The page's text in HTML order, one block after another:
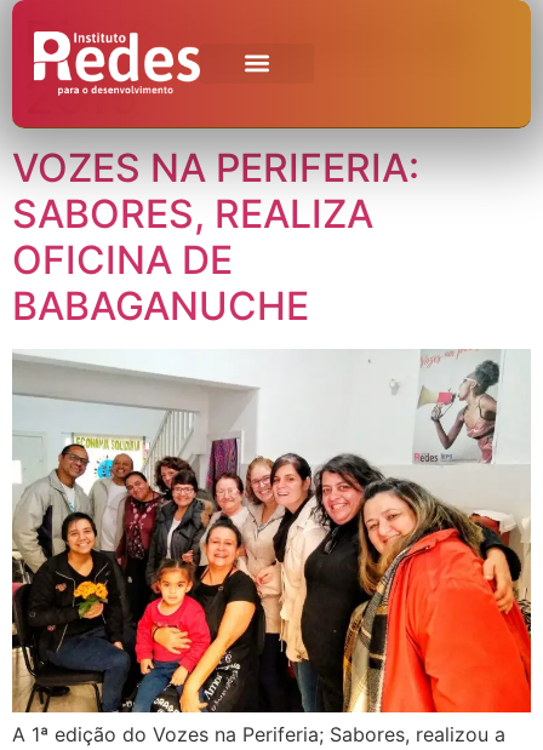
Dia:6 de agosto de
2019
VOZES NA PERIFERIA:
SABORES, REALIZA
OFICINA DE
BABAGANUCHE
A 1ª edição do Vozes na Periferia; Sabores, realizou a